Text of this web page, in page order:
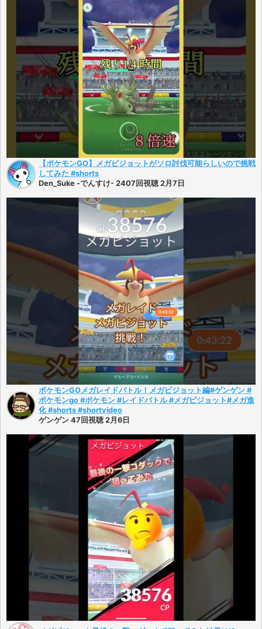
【ポケモンGO】メガピジョットがソロ討伐可能らしいので挑戦
してみた #shorts
Den_Suke -でんすけ- 2407回視聴 2月7日
ポケモンGOメガレイドバトル！メガピジョット編#ゲンゲン #
ポケモンgo #ポケモン #レイドバトル #メガピジョット#メガ進
化 #shorts #shortvideo
ゲンゲン 47回視聴 2月6日